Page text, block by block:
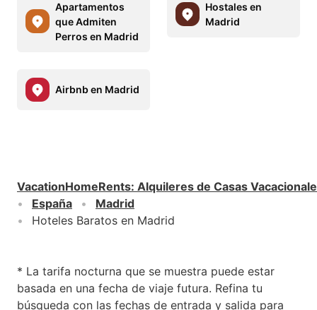
Apartamentos
que Admiten
Perros en Madrid
Hostales en
Madrid
Airbnb en Madrid
VacationHomeRents: Alquileres de Casas
España
Madrid
Hoteles Baratos en Madrid
* La tarifa nocturna que se muestra puede estar
basada en una fecha de viaje futura. Refina tu
búsqueda con las fechas de entrada y salida para